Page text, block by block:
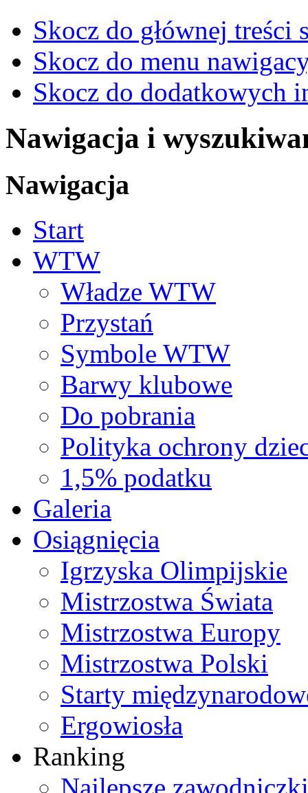
Skocz do głównej treści
Skocz do menu
Skocz do dodatkowych
Nawigacja i
Nawigacja
Start
WTW
Władze WTW
Przystań
Symbole WTW
Barwy klubowe
Do pobrania
Polityka ochrony
1,5% podatku
Galeria
Osiągnięcia
Igrzyska Olimpijskie
Mistrzostwa Świata
Mistrzostwa Europy
Mistrzostwa Polski
Starty
Ergowiosła
Ranking